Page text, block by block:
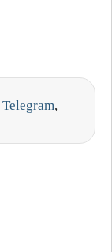
Telegram,